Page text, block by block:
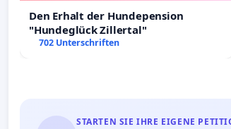
Den Erhalt der Hundepension
"Hundeglück Zillertal"
702 Unterschriften
STARTEN SIE IHRE EIGENE